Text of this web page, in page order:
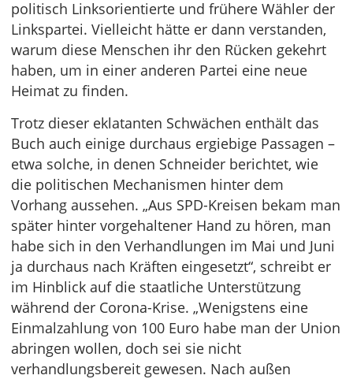
politisch Linksorientierte und frühere Wähler der
Linkspartei. Vielleicht hätte er dann verstanden,
warum diese Menschen ihr den Rücken gekehrt
haben, um in einer anderen Partei eine neue
Heimat zu finden.
Trotz dieser eklatanten Schwächen enthält das
Buch auch einige durchaus ergiebige Passagen –
etwa solche, in denen Schneider berichtet, wie
die politischen Mechanismen hinter dem
Vorhang aussehen. „Aus SPD-Kreisen bekam man
später hinter vorgehaltener Hand zu hören, man
habe sich in den Verhandlungen im Mai und Juni
ja durchaus nach Kräften eingesetzt“, schreibt er
im Hinblick auf die staatliche Unterstützung
während der Corona-Krise. „Wenigstens eine
Einmalzahlung von 100 Euro habe man der Union
abringen wollen, doch sei sie nicht
verhandlungsbereit gewesen. Nach außen